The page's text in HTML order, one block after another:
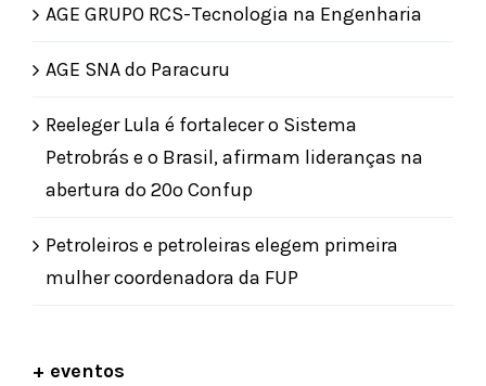
AGE GRUPO RCS-Tecnologia na Engenharia
AGE SNA do Paracuru
Reeleger Lula é fortalecer o Sistema
Petrobrás e o Brasil, afirmam lideranças na
abertura do 20º Confup
Petroleiros e petroleiras elegem primeira
mulher coordenadora da FUP
+ eventos